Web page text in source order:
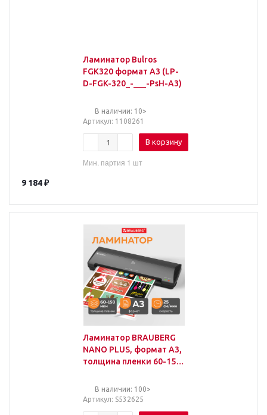
Ламинатор Bulros
FGK320 формат А3 (LP-
D-FGK-320_-___-PsH-A3)
В наличии: 10>
Артикул: 1108261
В корзину
Мин. партия 1 шт
9 184₽
Ламинатор BRAUBERG
NANO PLUS, формат A3,
толщина пленки 60-150
мин, 532625
В наличии: 100>
Артикул: S532625